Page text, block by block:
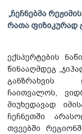
„ჩეჩნებმა
რათა ფიზიკურად
ექსპერტების
წინააღმდეგ
განზრახვის
ჩაითვალოს,
მიუხედავად
ჩეჩნეთში
თვეებში